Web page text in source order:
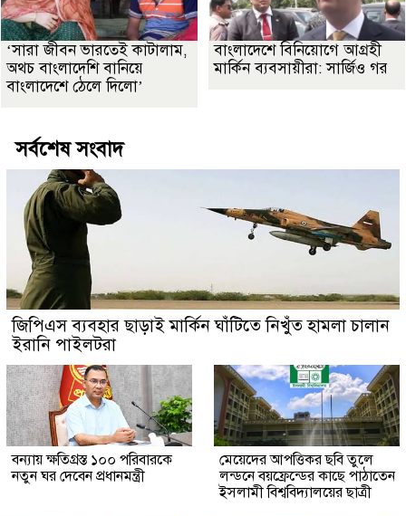
‘সারা জীবন ভারতেই কাটালাম,
অথচ বাংলাদেশি বানিয়ে
বাংলাদেশে ঠেলে দিলো’
বাংলাদেশে বিনিয়োগে আগ্রহী
মার্কিন ব্যবসায়ীরা: সার্জিও গর
সর্বশেষ সংবাদ
জিপিএস ব্যবহার ছাড়াই মার্কিন ঘাঁটিতে নিখুঁত হামলা চালান
ইরানি পাইলটরা
বন্যায় ক্ষতিগ্রস্ত ১০০ পরিবারকে
নতুন ঘর দেবেন প্রধানমন্ত্রী
মেয়েদের আপত্তিকর ছবি তুলে
লন্ডনে বয়ফ্রেন্ডের কাছে পাঠাতেন
ইসলামী বিশ্ববিদ্যালয়ের ছাত্রী